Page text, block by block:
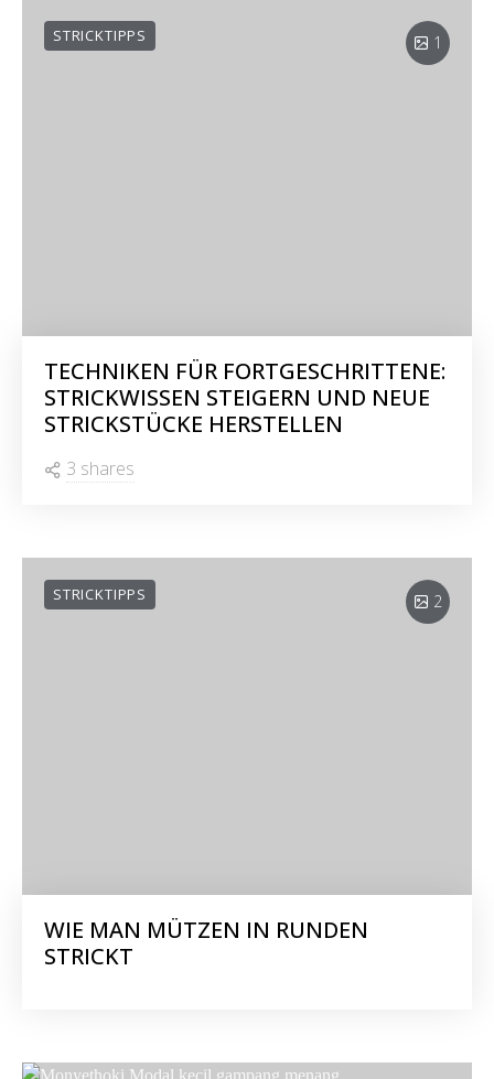
1
STRICKTIPPS
TECHNIKEN FÜR FORTGESCHRITTENE:
STRICKWISSEN STEIGERN UND NEUE
STRICKSTÜCKE HERSTELLEN
3 shares
2
STRICKTIPPS
WIE MAN MÜTZEN IN RUNDEN
STRICKT